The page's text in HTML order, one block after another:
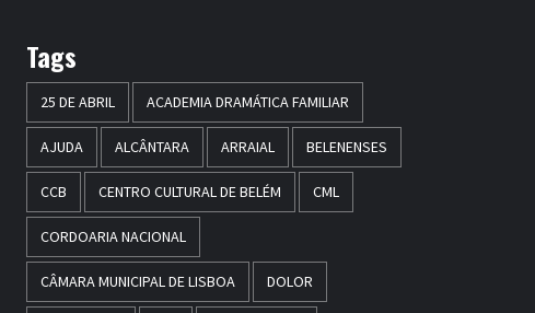
Tags
25 DE ABRIL ACADEMIA DRAMÁTICA FAMILIAR
AJUDA ALCÂNTARA ARRAIAL BELENENSES
CCB CENTRO CULTURAL DE BELÉM CML
CORDOARIA NACIONAL
CÂMARA MUNICIPAL DE LISBOA DOLOR